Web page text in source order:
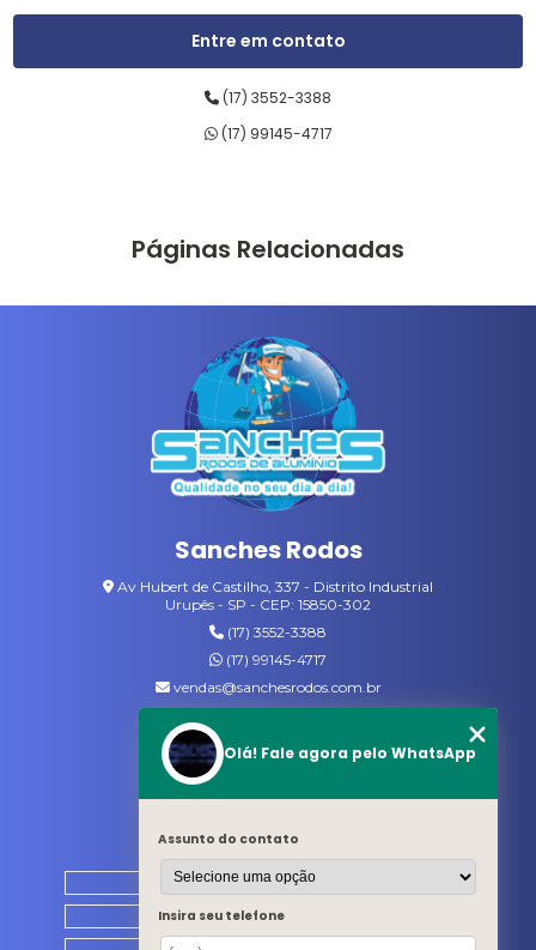
RODOS DE ALUMÍNIO
RODOS DE BORRACHA
VASSOURAS DE NYLON
VASSOURAS PARA JARDIM
Entre em contato
(17) 3552-3388
(17) 99145-4717
Páginas Relacionadas
Sanches Rodos
Av Hubert de Castilho, 337 - Distrito Industrial
Urupês - SP - CEP: 15850-302
(17) 3552-3388
(17) 99145-4717
vendas@sanchesrodos.com.br
Siga-nos
MENU
HOME
QUEM SOMOS
Olá! Fale agora pelo WhatsApp
Assunto do contato
Insira seu telefone